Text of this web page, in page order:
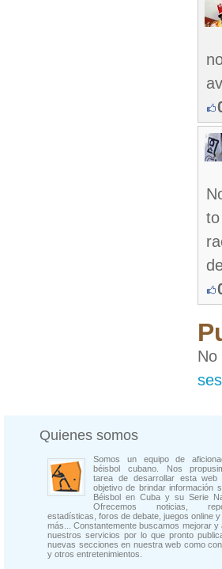
No
Quienes somos
Somos un equipo de
béisbol cubano. Nos
tarea de desarrollar esta web
objetivo de brindar información
Béisbol en Cuba y su Serie
Ofrecemos noticias,
estadísticas, foros de debate, juegos online
más... Constantemente buscamos mejorar y
nuestros servicios por lo que pronto
nuevas secciones en nuestra web como
y otros entretenimientos.